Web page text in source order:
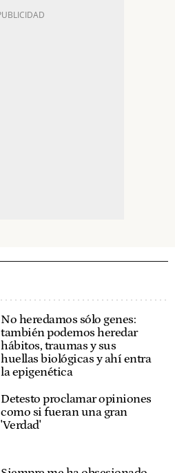
No heredamos sólo genes:
también podemos heredar
hábitos, traumas y sus
huellas biológicas y ahí entra
la epigenética
Detesto proclamar opiniones
como si fueran una gran
'Verdad'